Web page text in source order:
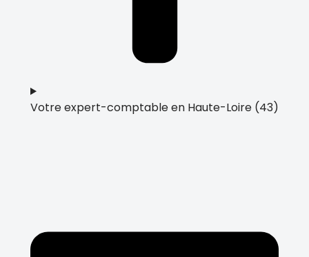
Votre expert-comptable en Haute-Loire (43)